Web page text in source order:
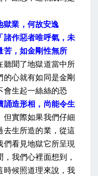
獄業，何故安逸
諸作惡者唯呼氣，未
苦，如金剛性無所
聽聞了地獄道當中所
心就有如同是金剛
會生起一絲絲的恐
誦造形相，尚能令生
但實際如果我們仔細
去生所造的業，從這
們看見地獄它所呈現
我們心裡面想到，
時候照道理來說，我